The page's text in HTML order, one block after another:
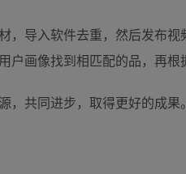
，导入软件去重，然后发布
画像找到相匹配的品，再根
共同进步，取得更好的成果。